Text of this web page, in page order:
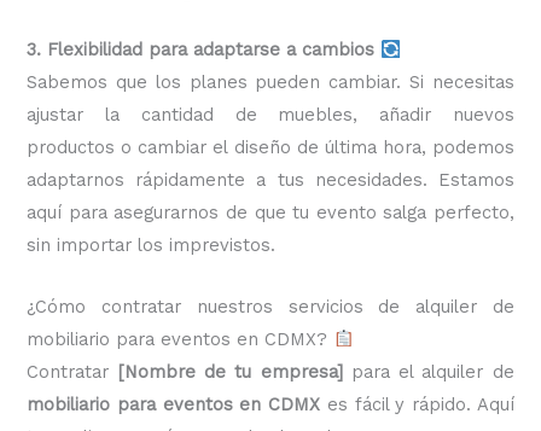
3. Flexibilidad para adaptarse a cambios
Sabemos que los planes pueden cambiar. Si necesitas
ajustar la cantidad de muebles, añadir nuevos
productos o cambiar el diseño de última hora, podemos
adaptarnos rápidamente a tus necesidades. Estamos
aquí para asegurarnos de que tu evento salga perfecto,
sin importar los imprevistos.
¿Cómo contratar nuestros servicios de alquiler de
mobiliario para eventos en CDMX?
Contratar [Nombre de tu empresa]para el alquiler de
mobiliario para eventos en CDMX es fácil y rápido. Aquí